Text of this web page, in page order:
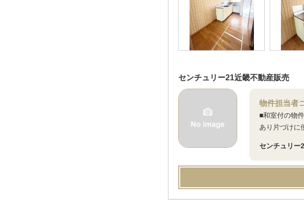
センチュリー21近畿不動産販売
物件担当者
■和室付の物
あり片づけに
センチュリー